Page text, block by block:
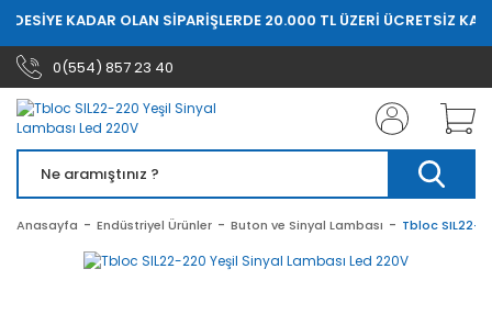
KADAR OLAN SİPARİŞLERDE 20.000 TL ÜZERİ ÜCRETSİZ
0(554) 857 23 40
Anasayfa Endüstriyel Ürünler Buton ve Sinyal Lambası Tbloc SIL22-